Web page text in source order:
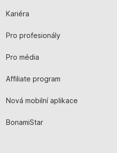
Kariéra
Pro profesionály
Pro média
Affiliate program
Nová mobilní aplikace
BonamiStar